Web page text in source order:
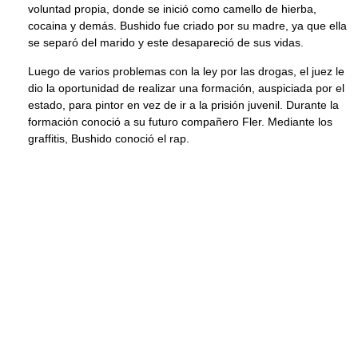
voluntad propia, donde se inició como camello de hierba,
cocaina y demás. Bushido fue criado por su madre, ya que ella
se separó del marido y este desapareció de sus vidas.
Luego de varios problemas con la ley por las drogas, el juez le
dio la oportunidad de realizar una formación, auspiciada por el
estado, para pintor en vez de ir a la prisión juvenil. Durante la
formación conoció a su futuro compañero Fler. Mediante los
graffitis, Bushido conoció el rap.